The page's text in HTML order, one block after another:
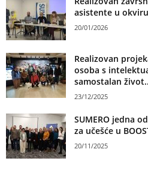
asistente u
20/01/2026
Realizovan
osoba s
samostalan
23/12/2025
SUMERO jedna
za učešće u
20/11/2025